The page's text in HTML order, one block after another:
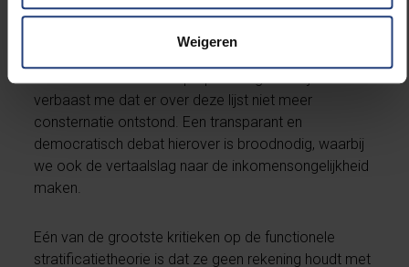
Weigeren
En wat vandaag misschien onbelangrijk lijkt, kan
morgen misschien wel de job van de toekomst zijn?
verbaast me dat er over deze lijst niet meer
consternatie ontstond. Een transparant en
democratisch debat hierover is broodnodig, waarbij
we ook de vertaalslag naar de inkomensongelijkheid
maken.
Eén van de grootste kritieken op de functionele
stratificatietheorie is dat ze geen rekening houdt met